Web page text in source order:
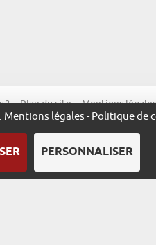
? Plan du site Mentions légales
Mentions légales - Politique de
PERSONNALISER